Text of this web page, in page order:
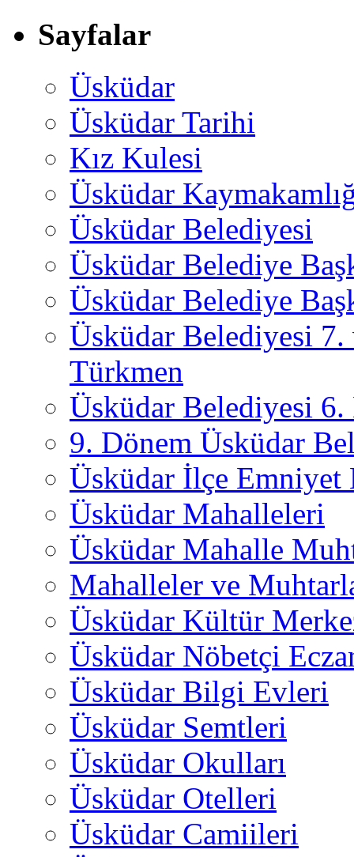
Sayfalar
Üsküdar
Üsküdar Tarihi
Kız Kulesi
Üsküdar
Üsküdar Belediyesi
Üsküdar Belediye
Üsküdar Belediye
Üsküdar Belediyesi
Türkmen
Üsküdar Belediyesi 6.
9. Dönem Üsküdar
Üsküdar İlçe
Üsküdar Mahalleleri
Üsküdar Mahalle
Mahalleler ve
Üsküdar Kültür
Üsküdar Nöbetçi
Üsküdar Bilgi Evleri
Üsküdar Semtleri
Üsküdar Okulları
Üsküdar Otelleri
Üsküdar Camiileri